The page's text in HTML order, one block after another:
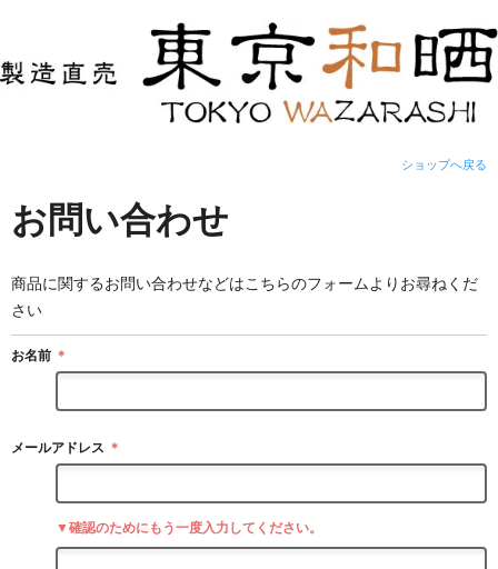
ショップへ戻る
お問い合わせ
商品に関するお問い合わせなどはこちらのフォームよりお尋ねくだ
さい
お名前 ＊
メールアドレス ＊
▼確認のためにもう一度入力してください。